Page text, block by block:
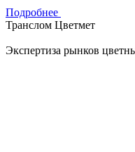
Подробнее
Транслом Цветмет
Экспертиза рынков